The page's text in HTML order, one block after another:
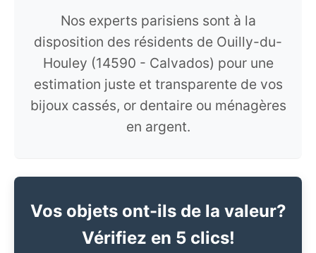
Nos experts parisiens sont à la
disposition des résidents de Ouilly-du-
Houley (14590 - Calvados) pour une
estimation juste et transparente de vos
bijoux cassés, or dentaire ou ménagères
en argent.
Vos objets ont-ils de la valeur?
Vérifiez en 5 clics!